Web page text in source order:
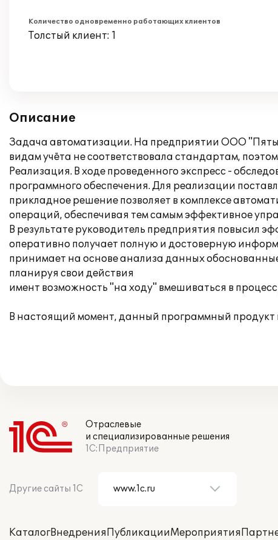
Количество одновременно работающих клиентов
Толстый клиент: 1
Описание
Задача автоматизации. На предприятии ООО
видам учёта не соответствовала стандартам,
Реализация. В ходе проведенного экспресс -
программного обеспечения. Для реализации
прикладное решение позволяет в комплексе
операций, обеспечивая тем самым эффективное
В результате руководитель предприятия повысил
оперативно получает полную и достоверную
принимает на основе анализа данных
планируя свои действия
имент возможность "на ходу" вмешиваться в
В настоящий момент, данный программный
Отраслевые
и специализированные решения
1С:Предприятие
Другие сайты 1С
КаталогВнедренияПубликацииМероприятия